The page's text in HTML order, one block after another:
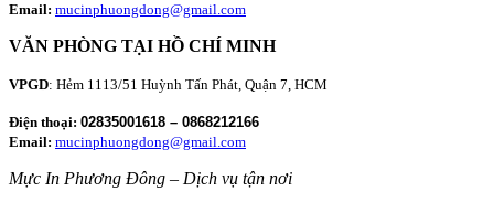
Email: mucinphuongdong@gmail.com
VĂN PHÒNG TẠI HỒ CHÍ MINH
VPGD: Hẻm 1113/51 Huỳnh Tấn Phát, Quận 7, HCM
Điện thoại: 02835001618 – 0868212166
Email: mucinphuongdong@gmail.com
Mực In Phương Đông – Dịch vụ tận nơi